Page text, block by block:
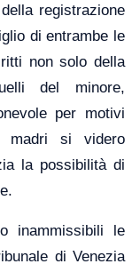
registrazione
di entrambe le
non solo della
del minore,
per motivi
madri si videro
la possibilità di
inammissibili le
di Venezia